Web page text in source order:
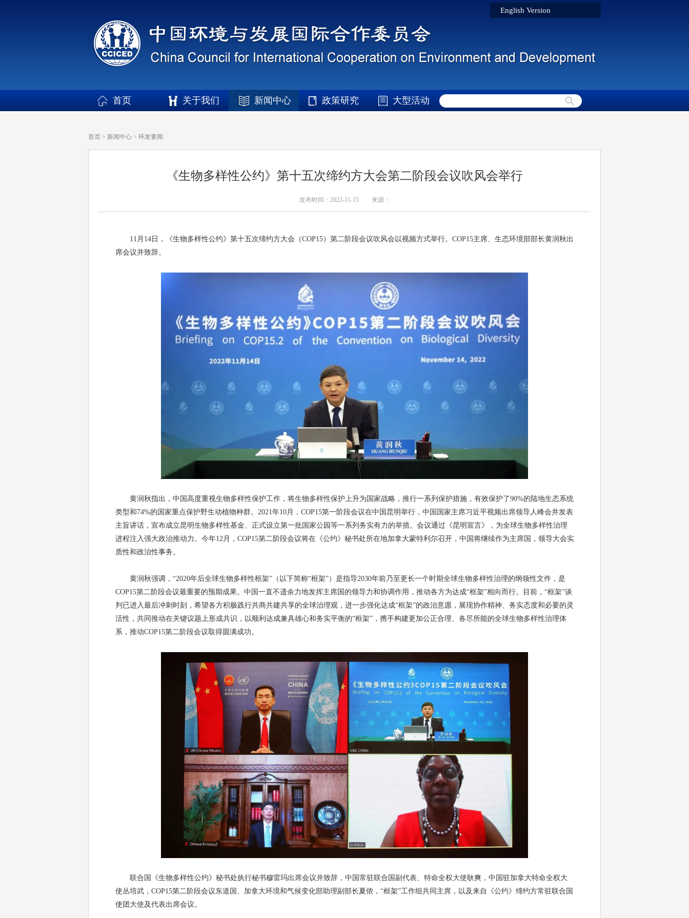
English Version
首页 关于我们 新闻中心 政策研究 大型活动
首页 > 新闻中心 > 环发要闻
《生物多样性公约》第十五次缔约方大会第二阶段会议吹风会举行
发布时间：2022-11-15 来源：
11月14日，《生物多样性公约》第十五次缔约方大会（COP15）第二阶段会议吹风会以视频方式举行。COP15主席、生态环境部部长黄润秋出
席会议并致辞。
黄润秋指出，中国高度重视生物多样性保护工作，将生物多样性保护上升为国家战略，推行一系列保护措施，有效保护了90%的陆地生态系统
类型和74%的国家重点保护野生动植物种群。2021年10月，COP15第一阶段会议在中国昆明举行，中国国家主席习近平视频出席领导人峰会并发表
主旨讲话，宣布成立昆明生物多样性基金、正式设立第一批国家公园等一系列务实有力的举措。会议通过《昆明宣言》，为全球生物多样性治理
进程注入强大政治推动力。今年12月，COP15第二阶段会议将在《公约》秘书处所在地加拿大蒙特利尔召开，中国将继续作为主席国，领导大会实
质性和政治性事务。
黄润秋强调，“2020年后全球生物多样性框架”（以下简称“框架”）是指导2030年前乃至更长一个时期全球生物多样性治理的纲领性文件，是
COP15第二阶段会议最重要的预期成果。中国一直不遗余力地发挥主席国的领导力和协调作用，推动各方为达成“框架”相向而行。目前，“框架”谈
判已进入最后冲刺时刻，希望各方积极践行共商共建共享的全球治理观，进一步强化达成“框架”的政治意愿，展现协作精神、务实态度和必要的灵
活性，共同推动在关键议题上形成共识，以顺利达成兼具雄心和务实平衡的“框架”，携手构建更加公正合理、各尽所能的全球生物多样性治理体
系，推动COP15第二阶段会议取得圆满成功。
联合国《生物多样性公约》秘书处执行秘书穆雷玛出席会议并致辞，中国常驻联合国副代表、特命全权大使耿爽，中国驻加拿大特命全权大
使丛培武，COP15第二阶段会议东道国、加拿大环境和气候变化部助理副部长夏侬，“框架”工作组共同主席，以及来自《公约》缔约方常驻联合国
使团大使及代表出席会议。